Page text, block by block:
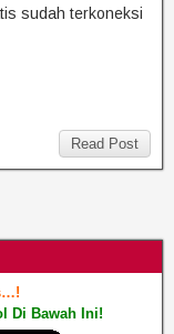
sudah terkoneksi
Read Post
Di Bawah Ini!